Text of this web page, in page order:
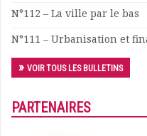
N°112 – La ville par le bas
N°111 – Urbanisation et
VOIR TOUS LES BULLETINS
PARTENAIRES